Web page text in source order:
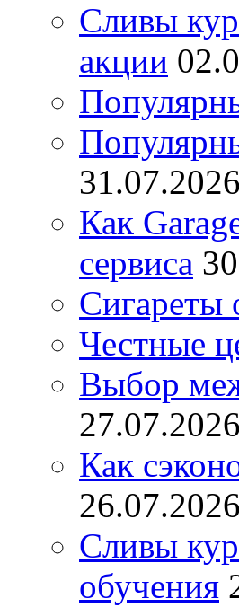
Сливы
акции
31.07.2026
Как
сервиса
Сигареты
Честные
Выбор
27.07.2026
Как
26.07.2026
Сливы
обучения